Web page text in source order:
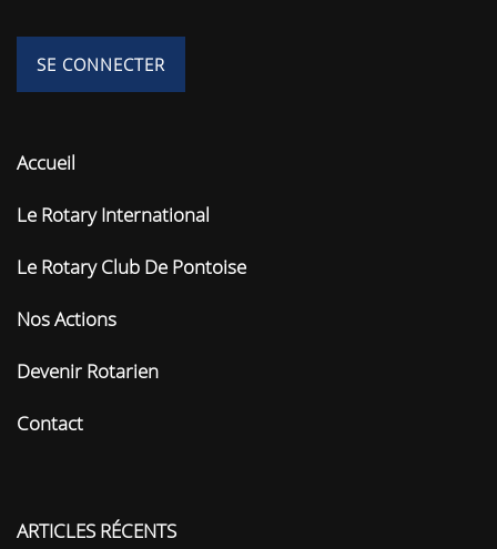
Accueil
Le Rotary International
Le Rotary Club De Pontoise
Nos Actions
Devenir Rotarien
Contact
ARTICLES RÉCENTS